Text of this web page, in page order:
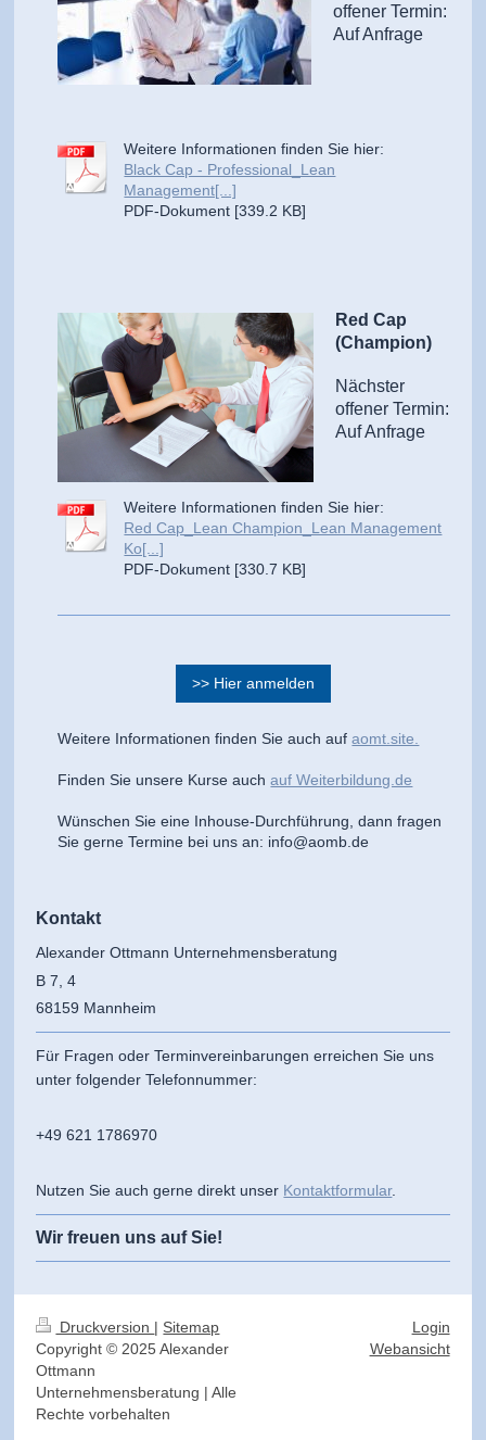
offener Termin:
Auf Anfrage
Weitere Informationen finden Sie hier:
Black Cap - Professional_Lean
Management[...]
PDF-Dokument [339.2 KB]
Red Cap
(Champion)
Nächster
offener Termin:
Auf Anfrage
Weitere Informationen finden Sie hier:
Red Cap_Lean Champion_Lean Management
Ko[...]
PDF-Dokument [330.7 KB]
>> Hier anmelden
Weitere Informationen finden Sie auch aufaomt.site.
Finden Sie unsere Kurse auchauf Weiterbildung.de
Wünschen Sie eine Inhouse-Durchführung, dann fragen
Sie gerne Termine bei uns an: info@aomb.de
Kontakt
Alexander Ottmann Unternehmensberatung
B 7, 4
68159 Mannheim
Für Fragen oder Terminvereinbarungen erreichen Sie uns
unter folgender Telefonnummer:
+49 621 1786970
Nutzen Sie auch gerne direkt unser Kontaktformular.
Wir freuen uns auf Sie!
Druckversion | Sitemap
Copyright © 2025 Alexander
Ottmann
Unternehmensberatung | Alle
Rechte vorbehalten
Login
Webansicht